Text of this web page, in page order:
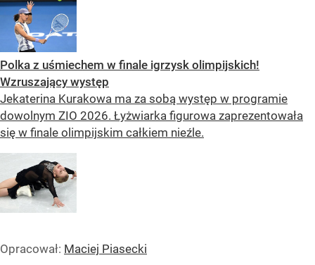
Polka z uśmiechem w finale igrzysk olimpijskich!
Wzruszający występ
Jekaterina Kurakowa ma za sobą występ w programie
dowolnym ZIO 2026. Łyżwiarka figurowa zaprezentowała
się w finale olimpijskim całkiem nieźle.
Opracował: Maciej Piasecki